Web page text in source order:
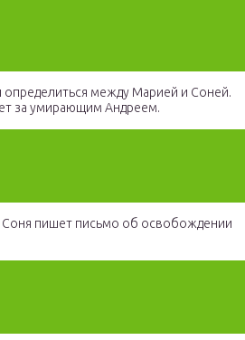
между Марией и Соней.
за умирающим Андреем.
Соня пишет письмо об освобождении